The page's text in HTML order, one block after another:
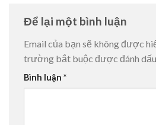
Để lại một bình luận
Email của bạn sẽ không được
trường bắt buộc được đánh dấu
Bình luận *